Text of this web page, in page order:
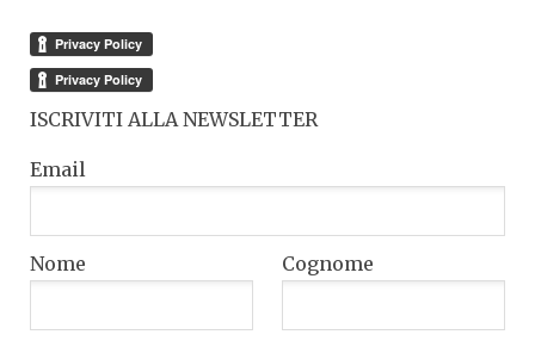
ISCRIVITI ALLA NEWSLETTER
Email
Nome Cognome